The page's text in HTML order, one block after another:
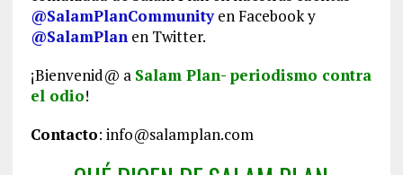
@SalamPlanCommunityen Facebook y
@SalamPlanen Twitter.
¡Bienvenid@ a Salam Plan- periodismo contra
el odio!
Contacto: info@salamplan.com